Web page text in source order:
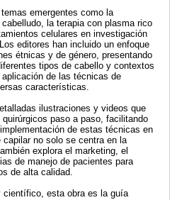
emergentes como la
la terapia con plasma rico
celulares en investigación
editores han incluido un enfoque
étnicas y de género, presentando
tipos de cabello y contextos
de las técnicas de
características.
ilustraciones y videos que
paso a paso, facilitando
de estas técnicas en
no solo se centra en la
explora el marketing, el
de manejo de pacientes para
de alta calidad.
científico, esta obra es la guía